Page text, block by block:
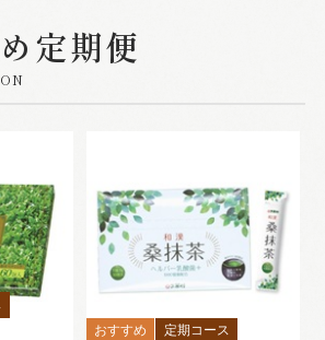
定期便
おすすめ 定期コース